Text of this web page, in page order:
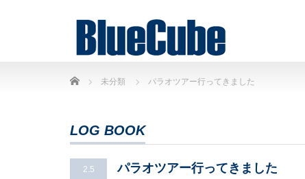
Home 未分類 パラオツアー行ってきました
LOG BOOK
2.5
パラオツアー行ってきました